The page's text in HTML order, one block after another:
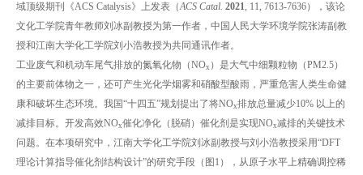
域顶级期刊《ACS Catalysis》上发表（ACS Catal. 2021, 11, 7613-7636），该论
文化工学院青年教师刘冰副教授为第一作者，中国人民大学环境学院张涛副教
授和江南大学化工学院刘小浩教授为共同通讯作者。
工业废气和机动车尾气排放的氮氧化物（NOx ）是大气中细颗粒物（PM2.5）
的主要前体物之一，还可产生光化学烟雾和硝酸型酸雨，严重危害人类生命健
康和破坏生态环境。我国“十四五”规划提出了将NOx排放总量减少10% 以上的
减排目标。开发高效NOx催化净化（脱硝）催化剂是实现NOx减排的关键技术
问题。在本项研究中，江南大学化工学院刘冰副教授与刘小浩教授采用“DFT
理论计算指导催化剂结构设计”的研究手段（图1），从原子水平上精确调控稀